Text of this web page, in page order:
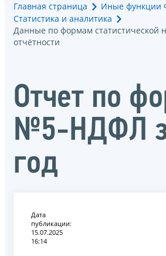
Главная страница
Иные функции
Статистика и аналитика
Данные по формам статистической
отчётности
Отчет по
№5-НДФЛ
год
Дата
публикации:
15.07.2025
16:14